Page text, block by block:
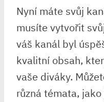
Nyní máte svůj
musíte vytvořit
váš kanál byl
kvalitní obsah,
vaše diváky.
různá témata,